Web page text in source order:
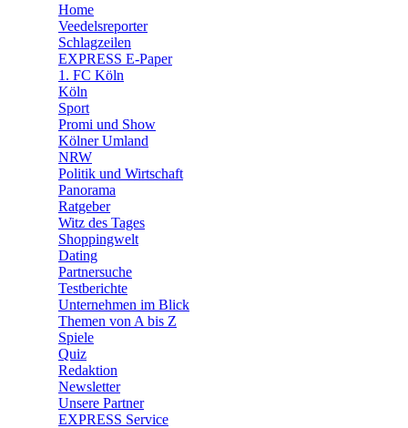
🛒 Shoppingwelt
Home
Veedelsreporter
Schlagzeilen
EXPRESS E-Paper
1. FC Köln
Köln
Sport
Promi und Show
Kölner Umland
NRW
Politik und Wirtschaft
Panorama
Ratgeber
Witz des Tages
Shoppingwelt
Dating
Partnersuche
Testberichte
Unternehmen im Blick
Themen von A bis Z
Spiele
Quiz
Redaktion
Newsletter
Unsere Partner
EXPRESS Service